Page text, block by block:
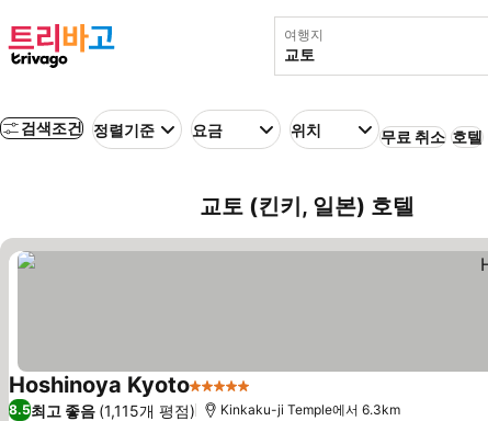
여행지
검색조건 정렬기준 요금 위치 무료 취소 호텔
교토 (킨키, 일본) 호텔
Hoshinoya Kyoto5 성급
8.5최고 좋음 (1,115개 평점) Kinkaku-ji Temple에서 6.3km